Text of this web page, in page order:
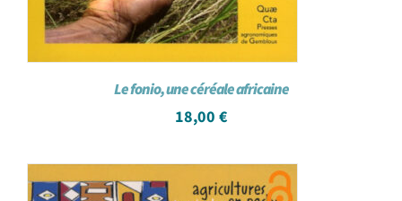
Le fonio, une céréale africaine
18,00 €